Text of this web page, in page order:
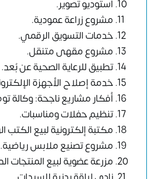
استوديو تصوير.
مشروع زراعة عمودية.
خدمات التسويق الرقمي.
مشروع مقهى متنقل.
تطبيق للرعاية الصحية عن بُعد.
خدمة إصلاح الأجهزة
أفكار مشاريع ناجحة: وكالة
تنظيم حفلات ومناسبات.
مكتبة إلكترونية لبيع الكتب
مشروع تصنيع ملابس رياضية.
مزرعة عضوية لبيع المنتجات